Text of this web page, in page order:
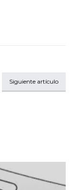
Siguiente artículo